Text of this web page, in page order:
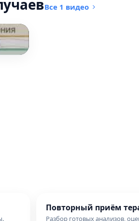
Все 1 видео
Повторный приём
Разбор готовых анализов,